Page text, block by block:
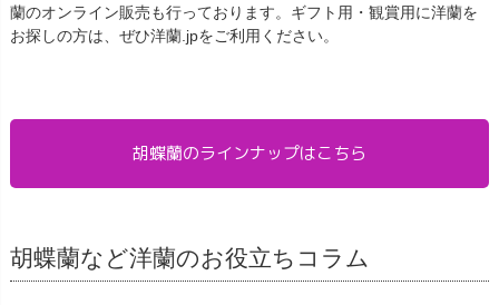
蘭のオンライン販売も行っております。ギフト用・観賞用に洋蘭を
お探しの方は、ぜひ洋蘭.jpをご利用ください。
胡蝶蘭のラインナップはこちら
胡蝶蘭など洋蘭のお役立ちコラム